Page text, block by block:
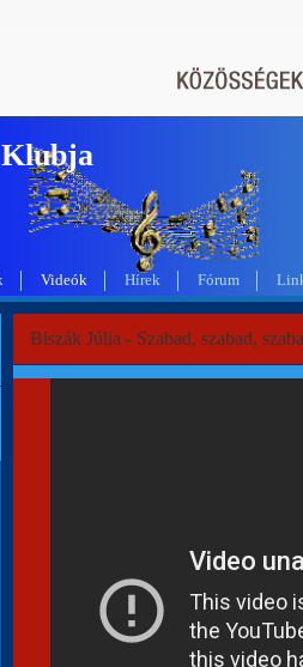
Videók Hírek Fórum
Biszák Júlia - Szabad, szabad,